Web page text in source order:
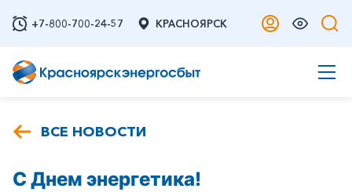
+7-800-700-24-57 КРАСНОЯРСК
ВСЕ НОВОСТИ
С Днем энергетика!